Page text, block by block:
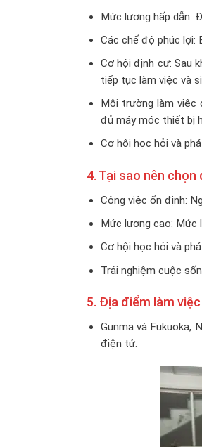
Mức lương hấp dẫn:
Các chế độ phúc lợi:
Cơ hội định cư: Sau
tiếp tục làm việc và
Môi trường làm việc
đủ máy móc thiết bị
Cơ hội học hỏi và
4. Tại sao nên chọn
Công việc ổn định:
Mức lương cao: Mức
Cơ hội học hỏi và
Trải nghiệm cuộc
5. Địa điểm làm việc
Gunma và Fukuoka,
điện tử.